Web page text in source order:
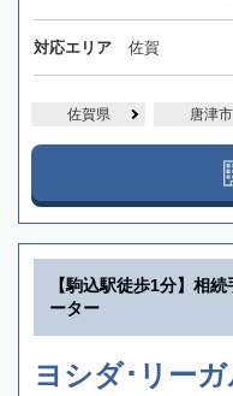
対応エリア 佐賀
佐賀県 唐津市
【駒込駅徒歩1分】相
ーター
ヨシダ･リー